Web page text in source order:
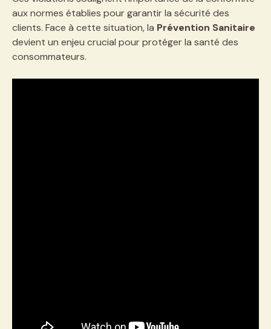
aux normes établies pour garantir la sécurité des
clients. Face à cette situation, la Prévention Sanitaire
devient un enjeu crucial pour protéger la santé des
consommateurs.